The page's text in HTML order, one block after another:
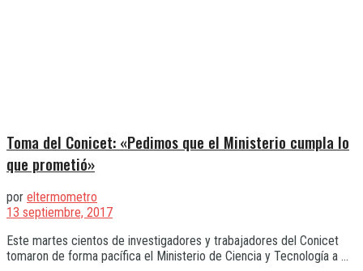
Toma del Conicet: «Pedimos que el Ministerio cumpla lo
que prometió»
por eltermometro
13 septiembre, 2017
Este martes cientos de investigadores y trabajadores del Conicet
tomaron de forma pacífica el Ministerio de Ciencia y Tecnología a ...